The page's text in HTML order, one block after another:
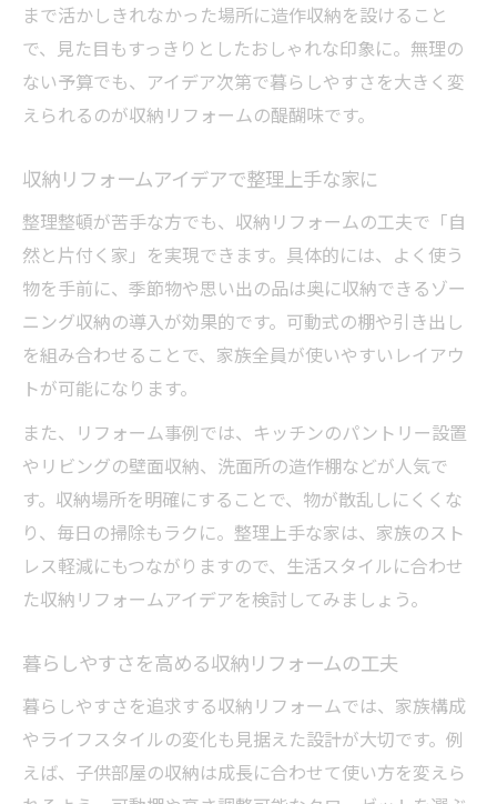
まで活かしきれなかった場所に造作収納を設けること
で、見た目もすっきりとしたおしゃれな印象に。無理の
ない予算でも、アイデア次第で暮らしやすさを大きく変
えられるのが収納リフォームの醍醐味です。
収納リフォームアイデアで整理上手な家に
整理整頓が苦手な方でも、収納リフォームの工夫で「自
然と片付く家」を実現できます。具体的には、よく使う
物を手前に、季節物や思い出の品は奥に収納できるゾー
ニング収納の導入が効果的です。可動式の棚や引き出し
を組み合わせることで、家族全員が使いやすいレイアウ
トが可能になります。
また、リフォーム事例では、キッチンのパントリー設置
やリビングの壁面収納、洗面所の造作棚などが人気で
す。収納場所を明確にすることで、物が散乱しにくくな
り、毎日の掃除もラクに。整理上手な家は、家族のスト
レス軽減にもつながりますので、生活スタイルに合わせ
た収納リフォームアイデアを検討してみましょう。
暮らしやすさを高める収納リフォームの工夫
暮らしやすさを追求する収納リフォームでは、家族構成
やライフスタイルの変化も見据えた設計が大切です。例
えば、子供部屋の収納は成長に合わせて使い方を変えら